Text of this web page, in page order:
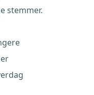
stemmer.